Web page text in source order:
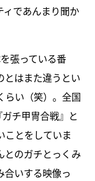
であんまり聞か
張っている番
とはまた違うとい
らい（笑）。全国
チ甲冑合戦』と
ことをしていま
とのガチとっくみ
合いする映像っ